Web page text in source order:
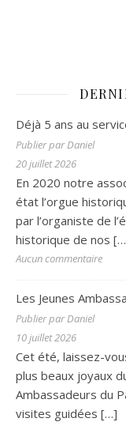
Déjà 5 ans au
Publier par Daniel
20 juillet 2026
En 2020 notre
état l’orgue
par l’organiste de
historique de nos
Aucun commentaire
Les Jeunes
Publier par Daniel
10 juillet 2026
Cet été, laissez-
plus beaux joyaux
Ambassadeurs du
visites guidées […]